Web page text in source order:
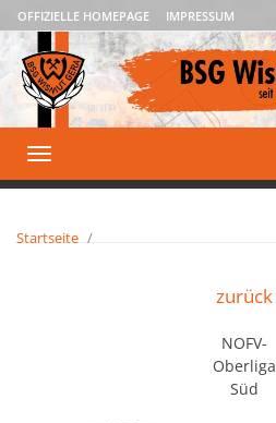
OFFIZIELLE HOMEPAGE IMPRESSUM
Toggle
navigation
Startseite
zurück
NOFV-
Oberliga
Süd